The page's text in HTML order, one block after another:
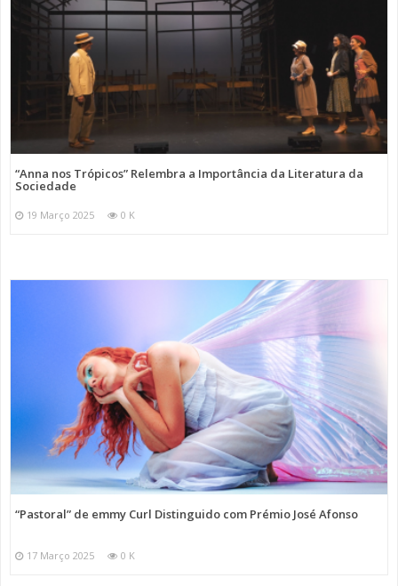
“Anna nos Trópicos” Relembra a Importância da Literatura da
Sociedade
19 Março 2025 0 K
“Pastoral” de emmy Curl Distinguido com Prémio José Afonso
17 Março 2025 0 K